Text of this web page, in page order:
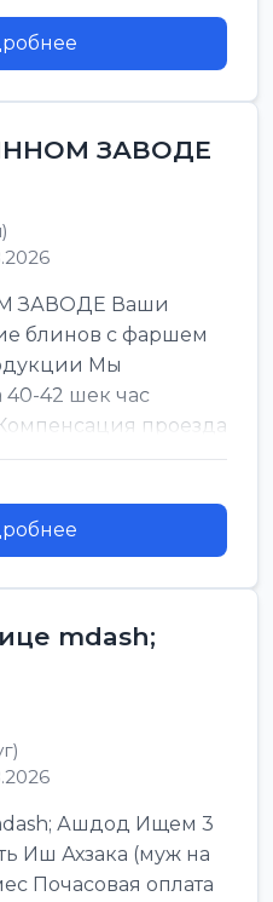
ЗАВОДЕ
ЗАВОДЕ Ваши
блинов с фаршем
Мы
40-42 шек час
проезда
График:...
mdash;
Ашдод Ищем 3
Иш Ахзака (муж на
Почасовая оплата